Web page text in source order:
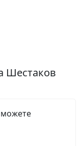
Шестаков
можете